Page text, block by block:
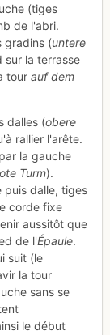
(tiges
de l'abri.
gradins (untere
sur la terrasse
tour auf dem
dalles (obere
rallier l'arête.
la gauche
Turm).
puis dalle, tiges
corde fixe
aussitôt que
de l'Épaule.
suit (le
la tour
sans se
le début